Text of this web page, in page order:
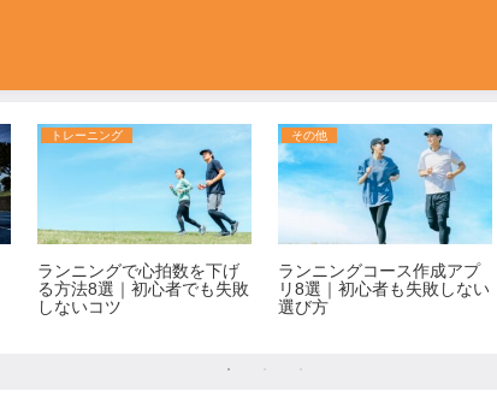
トレーニング
ランニングで心拍数を下げ
る方法8選｜初心者でも失敗
しないコツ
その他
ランニングコース作成アプ
リ8選｜初心者も失敗しない
選び方